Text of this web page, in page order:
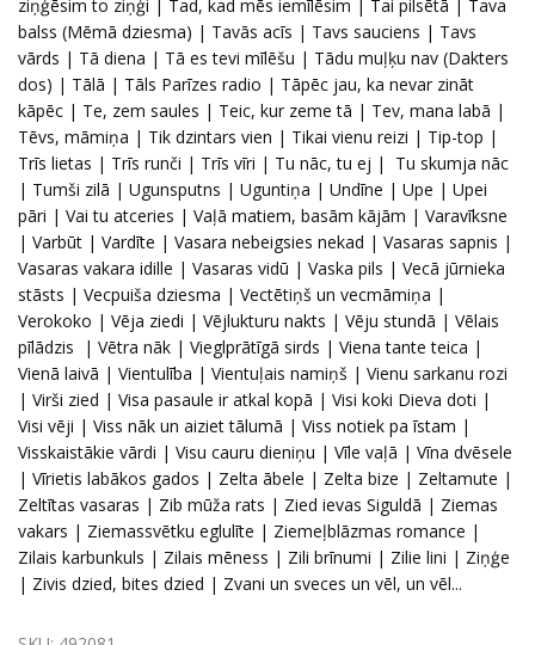
ziņģēsim to ziņģi | Tad, kad mēs iemīlēsim | Tai pilsētā | Tava
balss (Mēmā dziesma) | Tavās acīs | Tavs sauciens | Tavs
vārds | Tā diena | Tā es tevi mīlēšu | Tādu muļķu nav (Dakters
dos) | Tālā | Tāls Parīzes radio | Tāpēc jau, ka nevar zināt
kāpēc | Te, zem saules | Teic, kur zeme tā | Tev, mana labā |
Tēvs, māmiņa | Tik dzintars vien | Tikai vienu reizi | Tip-top |
Trīs lietas | Trīs runči | Trīs vīri | Tu nāc, tu ej | Tu skumja nāc
| Tumši zilā | Ugunsputns | Uguntiņa | Undīne | Upe | Upei
pāri | Vai tu atceries | Vaļā matiem, basām kājām | Varavīksne
| Varbūt | Vardīte | Vasara nebeigsies nekad | Vasaras sapnis |
Vasaras vakara idille | Vasaras vidū | Vaska pils | Vecā jūrnieka
stāsts | Vecpuiša dziesma | Vectētiņš un vecmāmiņa |
Verokoko | Vēja ziedi | Vējlukturu nakts | Vēju stundā | Vēlais
pīlādzis | Vētra nāk | Vieglprātīgā sirds | Viena tante teica |
Vienā laivā | Vientulība | Vientuļais namiņš | Vienu sarkanu rozi
| Virši zied | Visa pasaule ir atkal kopā | Visi koki Dieva doti |
Visi vēji | Viss nāk un aiziet tālumā | Viss notiek pa īstam |
Visskaistākie vārdi | Visu cauru dieniņu | Vīle vaļā | Vīna dvēsele
| Vīrietis labākos gados | Zelta ābele | Zelta bize | Zeltamute |
Zeltītas vasaras | Zib mūža rats | Zied ievas Siguldā | Ziemas
vakars | Ziemassvētku eglulīte | Ziemeļblāzmas romance |
Zilais karbunkuls | Zilais mēness | Zili brīnumi | Zilie lini | Ziņģe
| Zivis dzied, bites dzied | Zvani un sveces un vēl, un vēl...